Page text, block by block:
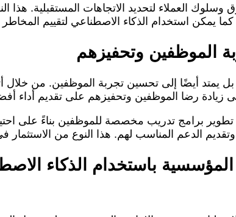
وسلوك العملاء لتحديد الاتجاهات المستقبلية.
يمكن استخدام الذكاء الاصطناعي لتقييم
الموظفين وتحفيزهم
بل يمتد أيضًا إلى تحسين تجربة الموظفين. من خلال
زيادة رضا الموظفين وتحفيزهم على تقديم أداء
برامج تدريب مخصصة للموظفين بناءً على
الدعم المناسب لهم. هذا النوع من الاستثمار
المؤسسية باستخدام الذكاء